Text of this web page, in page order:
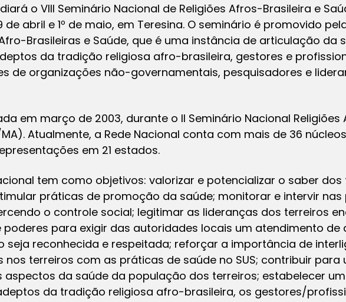
o VIII Seminário Nacional de Religiões Afros-Brasileira e
de abril e 1º de maio, em Teresina. O seminário é promovido
Brasileiras e Saúde, que é uma instância de articulação da
da tradição religiosa afro-brasileira, gestores e
de organizações não-governamentais, pesquisadores e
em março de 2003, durante o II Seminário Nacional
Atualmente, a Rede Nacional conta com mais de 36
em 21 estados.
tem como objetivos: valorizar e potencializar o saber
práticas de promoção da saúde; monitorar e intervir
o controle social; legitimar as lideranças dos terreiros
poderes para exigir das autoridades locais um atendimento de
seja reconhecida e respeitada; reforçar a importância de
nos terreiros com as práticas de saúde no SUS; contribuir
aspectos da saúde da população dos terreiros; estabelecer
da tradição religiosa afro-brasileira, os gestores/